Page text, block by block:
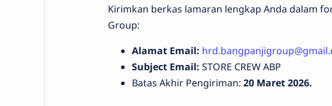
Kirimkan berkas lamaran lengkap Anda dalam
Group:
Alamat Email:
Subject Email: STORE CREW ABP
Batas Akhir Pengiriman: 20 Maret 2026.